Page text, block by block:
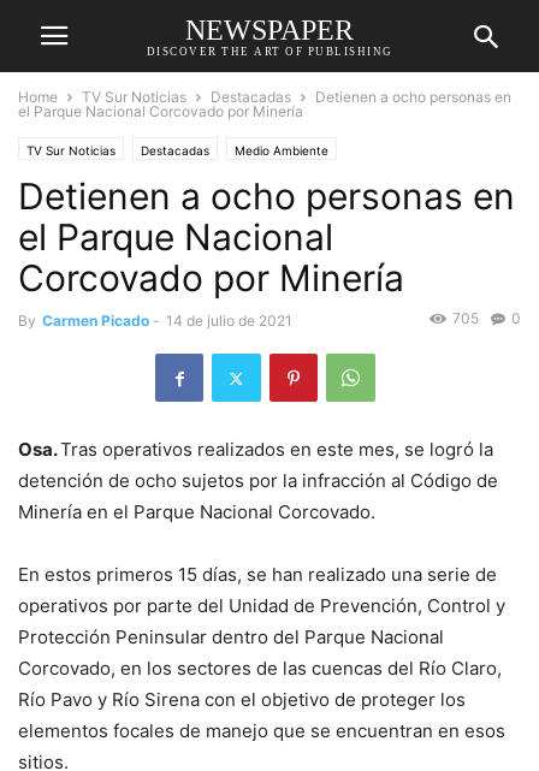
NEWSPAPER
DISCOVER THE ART OF PUBLISHING
Home TV Sur Noticias Destacadas
Detienen a ocho personas en
el Parque Nacional Corcovado por Minería
TV Sur Noticias Destacadas Medio Ambiente
Detienen a ocho personas en
el Parque Nacional
Corcovado por Minería
By Carmen Picado - 14 de julio de 2021 0
705
Osa.Tras operativos realizados en este mes, se logró la
detención de ocho sujetos por la infracción al Código de
Minería en el Parque Nacional Corcovado.
En estos primeros 15 días, se han realizado una serie de
operativos por parte del Unidad de Prevención, Control y
Protección Peninsular dentro del Parque Nacional
Corcovado, en los sectores de las cuencas del Río Claro,
Río Pavo y Río Sirena con el objetivo de proteger los
elementos focales de manejo que se encuentran en esos
sitios.